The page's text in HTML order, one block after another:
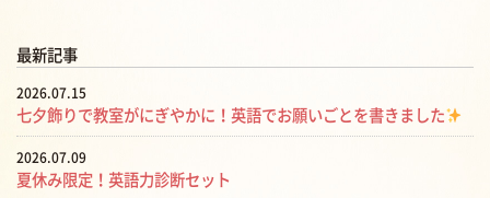
最新記事
2026.07.15
七夕飾りで教室がにぎやかに！英語でお願いごとを書きました
2026.07.09
夏休み限定！英語力診断セット